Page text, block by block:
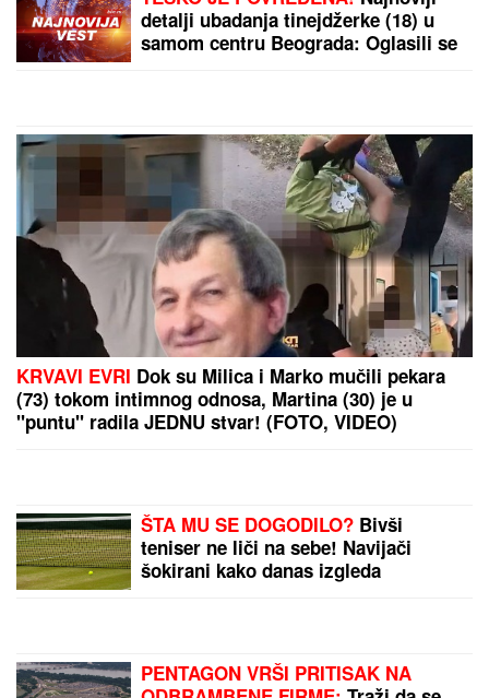
otkrila kako se oseća nakon venčanja: "Zaljubljena
sam", tu su njegovi roditelji i sestra (VIDEO)
Konobari u Baru presvisnuli od
muke kada su videli KOLIKI BAKŠIŠ
su dobili na račun od 80 evra! A svi